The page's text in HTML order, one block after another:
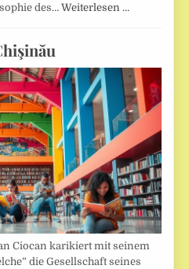
des…Weiterlesen …
Ciocan karikiert mit seinem
die Gesellschaft seines